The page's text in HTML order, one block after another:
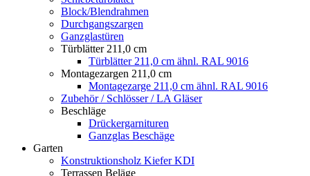
Block/Blendrahmen
Durchgangszargen
Ganzglastüren
Türblätter 211,0 cm
Türblätter 211,0 cm ähnl. RAL 9016
Montagezargen 211,0 cm
Montagezarge 211,0 cm ähnl. RAL 9016
Zubehör / Schlösser / LA Gläser
Beschläge
Drückergarnituren
Ganzglas Beschäge
Garten
Konstruktionsholz Kiefer KDI
Terrassen Beläge